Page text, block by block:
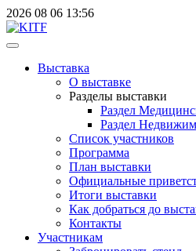
2026 08 06 13:56
Выставка
О выставке
Разделы выставки
Раздел
Раздел
Список участников
Программа
План выставки
Официальные
Итоги выставки
Как добраться до
Контакты
Участникам